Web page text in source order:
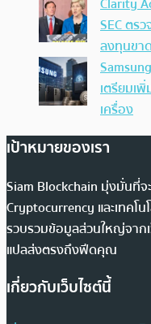
SEC ตร
ลงทุนขา
เตรียมเ
เครื่อง
เป้าหมายของเรา
Siam Blockchain มุ่งมั่นที่จ
Cryptocurrency และเทคโ
รวบรวมข้อมูลส่วนใหญ่จากเ
แปลส่งตรงถึงฟีดคุณ
เกี่ยวกับเว็บไซต์นี้